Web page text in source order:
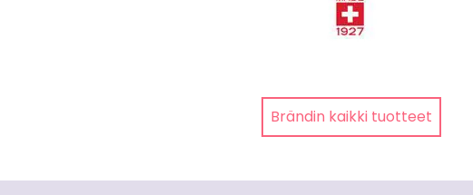
Brändin kaikki tuotteet